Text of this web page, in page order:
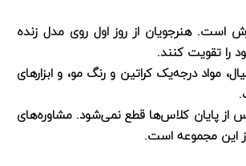
است. هنرجویان از روز اول روی مدل زنده
را تقویت کنند.
مواد درجه‌یک کراتین و رنگ مو، و ابزارهای
پس از پایان کلاس‌ها قطع نمی‌شود. مشاوره‌های
این مجموعه است.